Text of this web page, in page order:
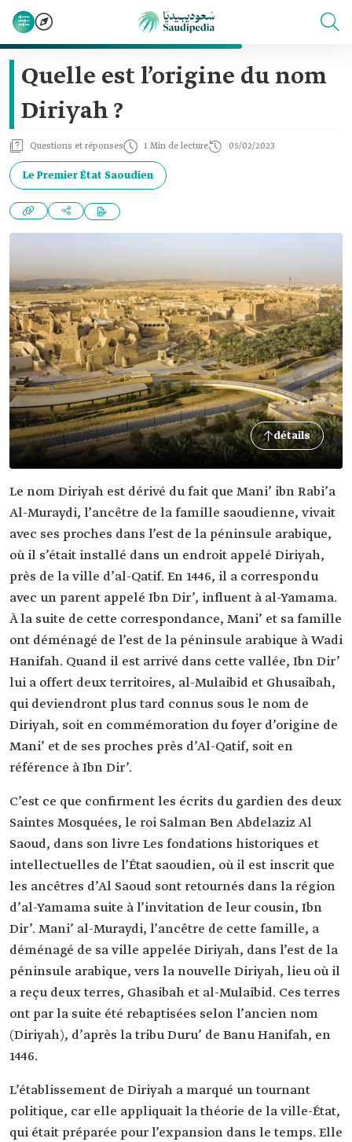
Quelle est l’origine du nom
Diriyah ?
Questions et réponses 1 Min de lecture 05/02/2023
Le Premier État Saoudien
détails
Le nom Diriyah est dérivé du fait que Mani’ ibn Rabi’a
Al-Muraydi, l’ancêtre de la famille saoudienne, vivait
avec ses proches dans l’est de la péninsule arabique,
où il s’était installé dans un endroit appelé Diriyah,
près de la ville d’al-Qatif. En 1446, il a correspondu
avec un parent appelé Ibn Dir’, influent à al-Yamama.
À la suite de cette correspondance, Mani’ et sa famille
ont déménagé de l’est de la péninsule arabique à Wadi
Hanifah. Quand il est arrivé dans cette vallée, Ibn Dir’
lui a offert deux territoires, al-Mulaibid et Ghusaibah,
qui deviendront plus tard connus sous le nom de
Diriyah, soit en commémoration du foyer d’origine de
Mani’ et de ses proches près d’Al-Qatif, soit en
référence à Ibn Dir’.
C’est ce que confirment les écrits du gardien des deux
Saintes Mosquées, le roi Salman Ben Abdelaziz Al
Saoud, dans son livre Les fondations historiques et
intellectuelles de l’État saoudien, où il est inscrit que
les ancêtres d’Al Saoud sont retournés dans la région
d’al-Yamama suite à l’invitation de leur cousin, Ibn
Dir’. Mani’ al-Muraydi, l’ancêtre de cette famille, a
déménagé de sa ville appelée Diriyah, dans l’est de la
péninsule arabique, vers la nouvelle Diriyah, lieu où il
a reçu deux terres, Ghasibah et al-Mulaibid. Ces terres
ont par la suite été rebaptisées selon l’ancien nom
(Diriyah), d’après la tribu Duru’ de Banu Hanifah, en
1446.
L’établissement de Diriyah a marqué un tournant
politique, car elle appliquait la théorie de la ville-État,
qui était préparée pour l’expansion dans le temps. Elle